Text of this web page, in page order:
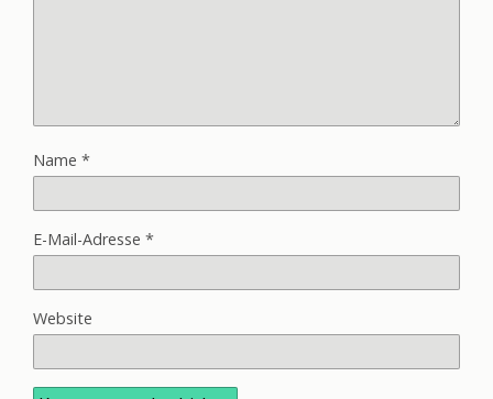
Name *
E-Mail-Adresse *
Website